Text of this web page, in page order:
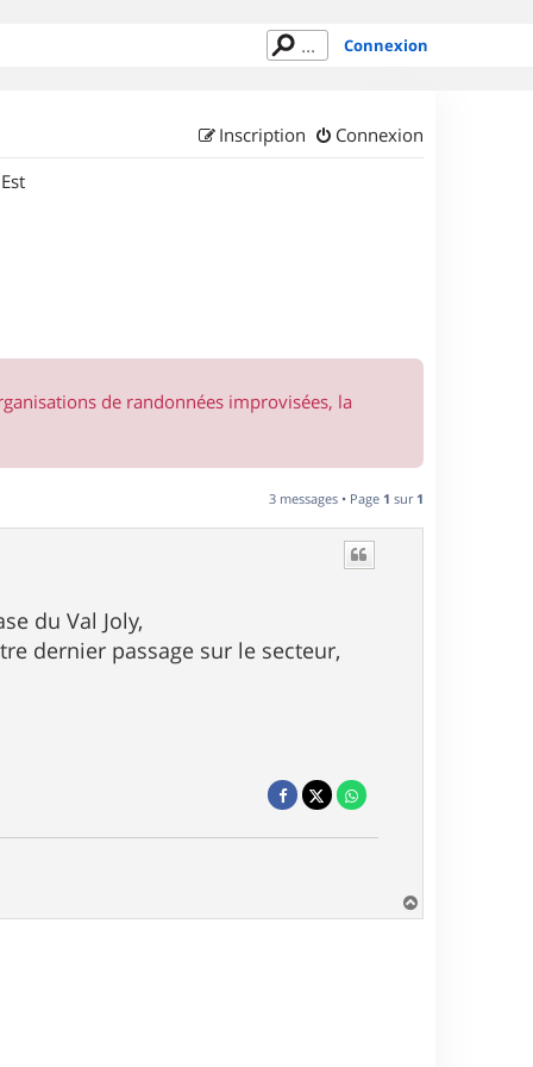
Connexion
Connexion
Inscription
de randonnées improvisées, la
3 messages • Page 1 sur 1
du Val Joly,
dernier passage sur le secteur,
a